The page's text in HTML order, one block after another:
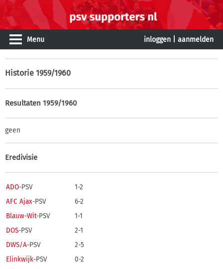
Menu inloggen aanmelden
Historie 1959/1960
Resultaten 1959/1960
geen
Eredivisie
ADO-PSV
1-2
AFC Ajax-PSV
6-2
Blauw-Wit-PSV
1-1
DOS-PSV
2-1
DWS/A-PSV
2-5
Elinkwijk-PSV
0-2